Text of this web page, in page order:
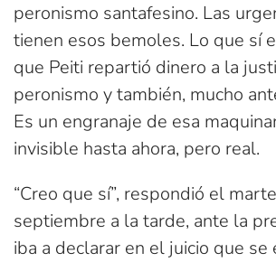
peronismo santafesino. Las
tienen esos bemoles. Lo que sí
que Peiti repartió dinero a la
peronismo y también, mucho
Es un engranaje de esa
invisible hasta ahora, pero real.
“Creo que sí”, respondió el
septiembre a la tarde, ante la
iba a declarar en el juicio que